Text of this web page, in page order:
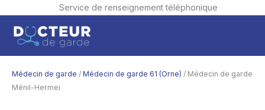
Service de renseignement téléphonique
contenu
Médecin de garde / Médecin de garde 61 (Orne) / Médecin de garde
Ménil-Hermei